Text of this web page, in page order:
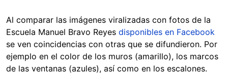
Al comparar las imágenes viralizadas con fotos de la
Escuela Manuel Bravo Reyes disponibles en Facebook
se ven coincidencias con otras que se difundieron. Por
ejemplo en el color de los muros (amarillo), los marcos
de las ventanas (azules), así como en los escalones.